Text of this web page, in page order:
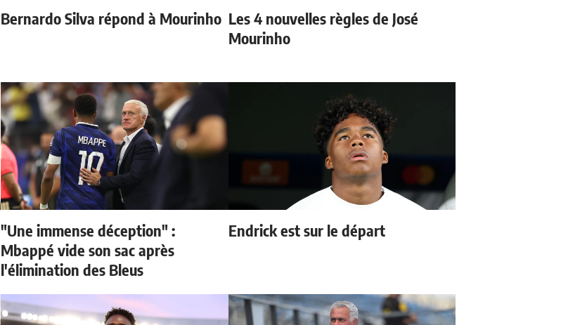
Bernardo Silva répond à Mourinho Les 4 nouvelles règles de José
Mourinho
"Une immense déception" :
Mbappé vide son sac après
l'élimination des Bleus
Endrick est sur le départ